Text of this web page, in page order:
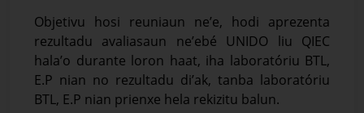
Objetivu hosi reuniaun ne’e, hodi aprezenta
rezultadu avaliasaun ne’ebé UNIDO liu QIEC
hala’o durante loron haat, iha laboratóriu BTL,
E.P nian no rezultadu di’ak, tanba laboratóriu
BTL, E.P nian prienxe hela rekizitu balun.